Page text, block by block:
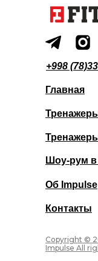
+998
Copyright ©
Impulse All
Главная
Шоу-рум в
Об Impulse
Контакты